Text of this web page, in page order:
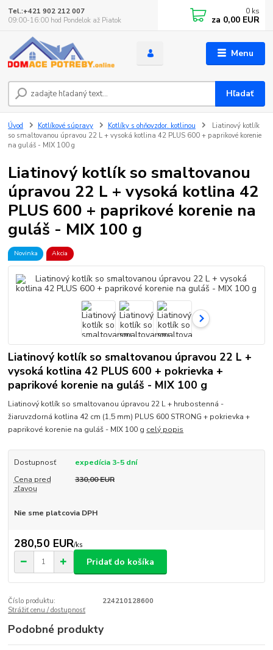
Menu
Hľadať
Tel.:+421 902 212 007
09:00-16:00 hod Pondelok až Piatok
0 ks
za 0,00 EUR
Úvod Kotlíkové súpravy Kotlíky s ohňovzdor. kotlinou
Liatinový kotlík
so smaltovanou úpravou 22 L + vysoká kotlina 42 PLUS 600 + paprikové korenie
na guláš - MIX 100 g
Liatinový kotlík so smaltovanou
úpravou 22 L + vysoká kotlina 42
PLUS 600 + paprikové korenie na
guláš - MIX 100 g
Novinka Akcia
Liatinový kotlík so smaltovanou úpravou 22 L +
vysoká kotlina 42 PLUS 600 + pokrievka +
paprikové korenie na guláš - MIX 100 g
Liatinový kotlík so smaltovanou úpravou 22 L + hrubostenná -
žiaruvzdorná kotlina 42 cm (1,5 mm) PLUS 600 STRONG + pokrievka +
paprikové korenie na guláš - MIX 100 g celý popis
Dostupnosť
expedícia 3-5 dní
Cena pred
zľavou
330,00 EUR
Nie sme platcovia DPH
280,50 EUR/ks
Pridať do košíka
Číslo produktu:
224210128600
Strážiť cenu / dostupnosť
Podobné produkty